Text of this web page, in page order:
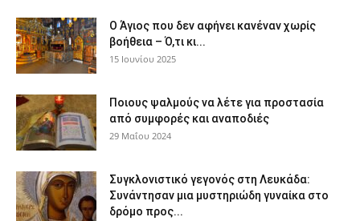
Ο Άγιος που δεν αφήνει κανέναν χωρίς
βοήθεια – Ό,τι κι...
15 Ιουνίου 2025
Ποιους ψαλμούς να λέτε για προστασία
από συμφορές και αναποδιές
29 Μαΐου 2024
Συγκλονιστικό γεγονός στη Λευκάδα:
Συνάντησαν μια μυστηριώδη γυναίκα στο
δρόμο προς...